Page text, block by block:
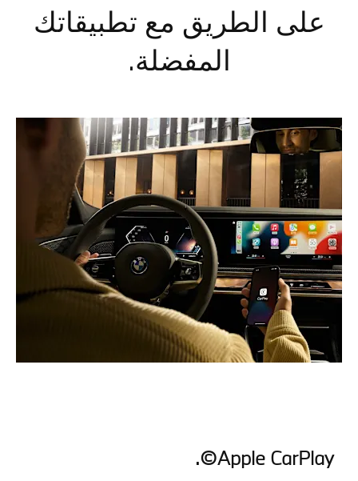
على الطريق مع تطبيقاتك
المفضلة.
Apple CarPlay©.